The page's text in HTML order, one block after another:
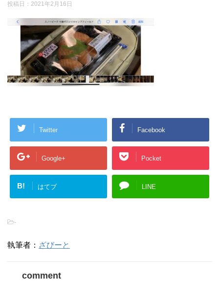
投稿日： 2021年2月16日
Twitter Facebook
Google+ Pocket
B! はてブ LINE
-
執筆者： ざびーと
comment